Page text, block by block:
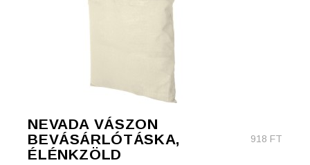
NEVADA VÁSZON
BEVÁSÁRLÓTÁSKA,
ÉLÉNKZÖLD
918 FT